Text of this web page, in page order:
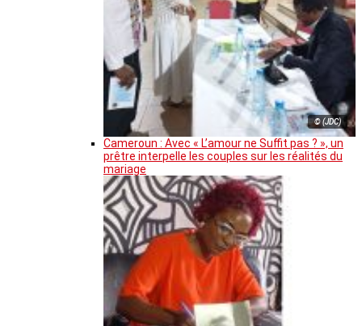
© (JDC)
Cameroun : Avec « L’amour ne Suffit pas ? », un
prêtre interpelle les couples sur les réalités du
mariage